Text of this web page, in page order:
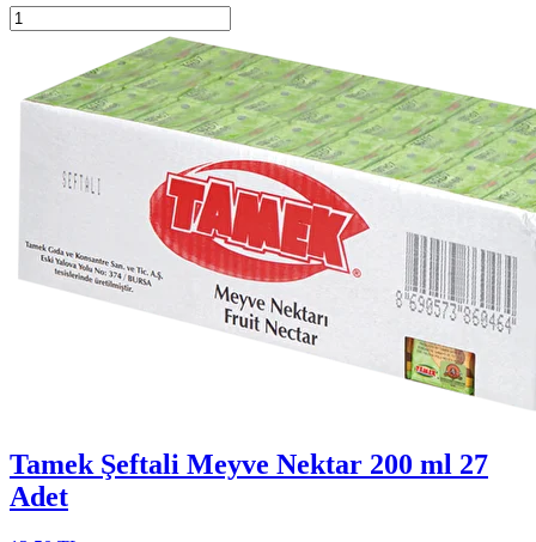
Tamek Şeftali Meyve Nektar 200 ml 27
Adet